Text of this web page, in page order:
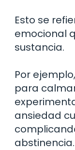
Esto se
emocional
sustancia.
Por
para
ansiedad
abstinencia.